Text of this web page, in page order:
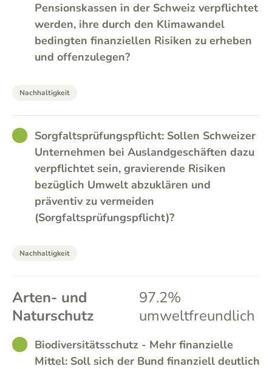
Pensionskassen in der Schweiz verpflichtet
werden, ihre durch den Klimawandel
bedingten finanziellen Risiken zu erheben
und offenzulegen?
Nachhaltigkeit
GOODSorgfaltsprüfungspflicht: Sollen Schweizer
Unternehmen bei Auslandgeschäften dazu
verpflichtet sein, gravierende Risiken
bezüglich Umwelt abzuklären und
präventiv zu vermeiden
(Sorgfaltsprüfungspflicht)?
Nachhaltigkeit
Arten- und
Naturschutz
97.2%
umweltfreundlich
GOODBiodiversitätsschutz - Mehr finanzielle
Mittel: Soll sich der Bund finanziell deutlich